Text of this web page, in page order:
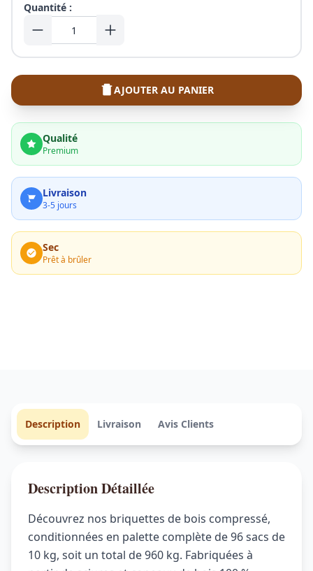
Quantité :
AJOUTER AU PANIER
Qualité
Premium
Livraison
3-5 jours
Sec
Prêt à brûler
Description Livraison Avis Clients
Description Détaillée
Découvrez nos briquettes de bois compressé,
conditionnées en palette complète de 96 sacs de
10 kg, soit un total de 960 kg. Fabriquées à